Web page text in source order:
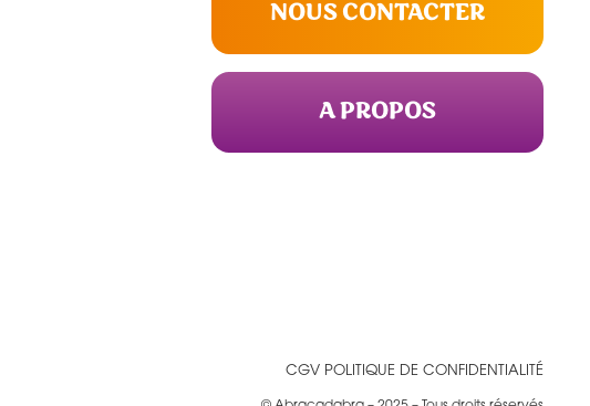
NOUS CONTACTER
A PROPOS
CGV POLITIQUE DE CONFIDENTIALITÉ